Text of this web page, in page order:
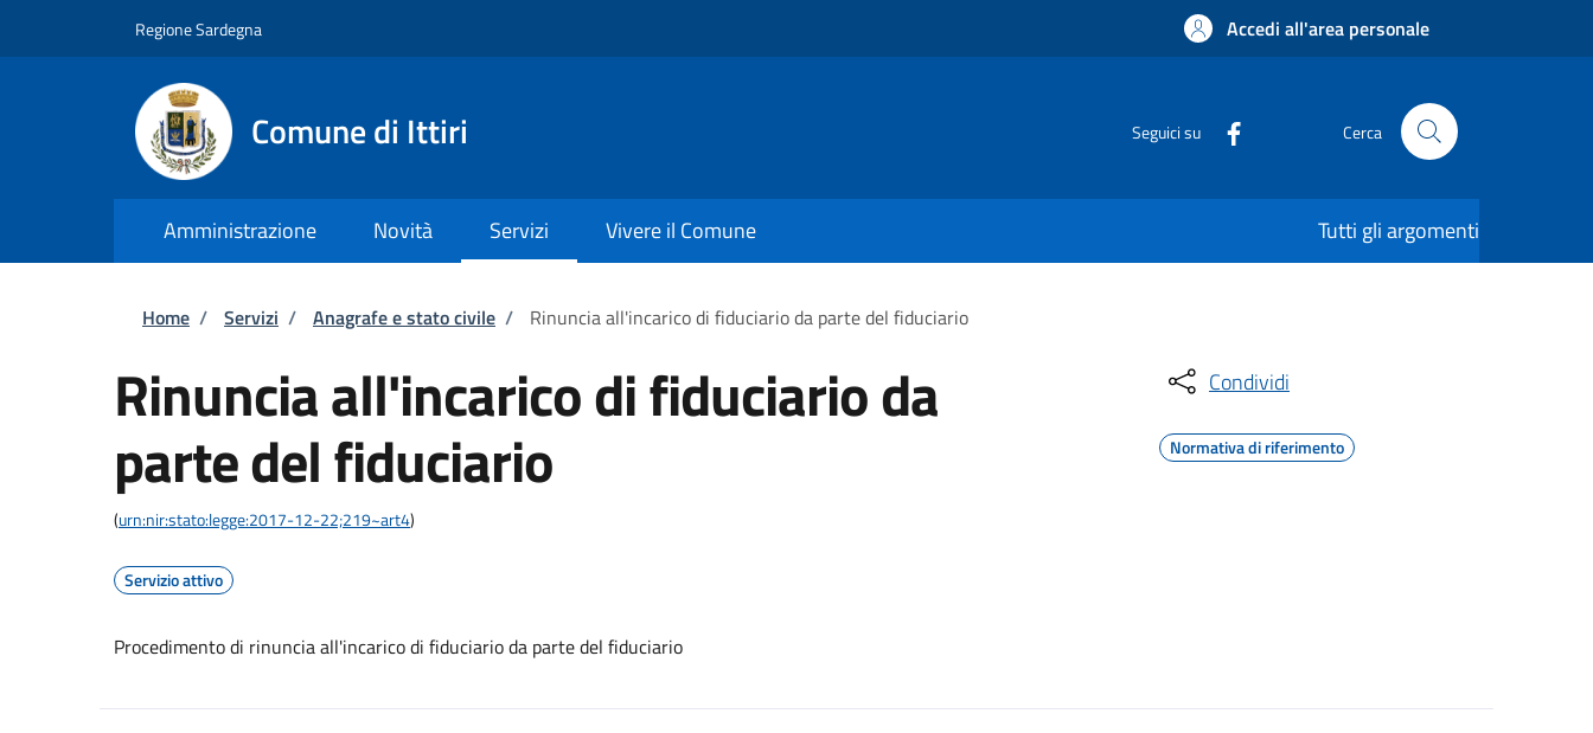
Regione Sardegna Accedi all'area personale
Comune di Ittiri Seguici su Cerca
Amministrazione Novità Servizi Vivere il Comune Tutti gli argomenti
Briciole di pane
Home / Servizi / Anagrafe e stato civile / Rinuncia all'incarico di fiduciario da parte del fiduciario
Rinuncia all'incarico di fiduciario da
parte del fiduciario
(urn:nir:stato:legge:2017-12-22;219~art4)
Servizio attivo
Procedimento di rinuncia all'incarico di fiduciario da parte del fiduciario
Condividi
Normativa di riferimento